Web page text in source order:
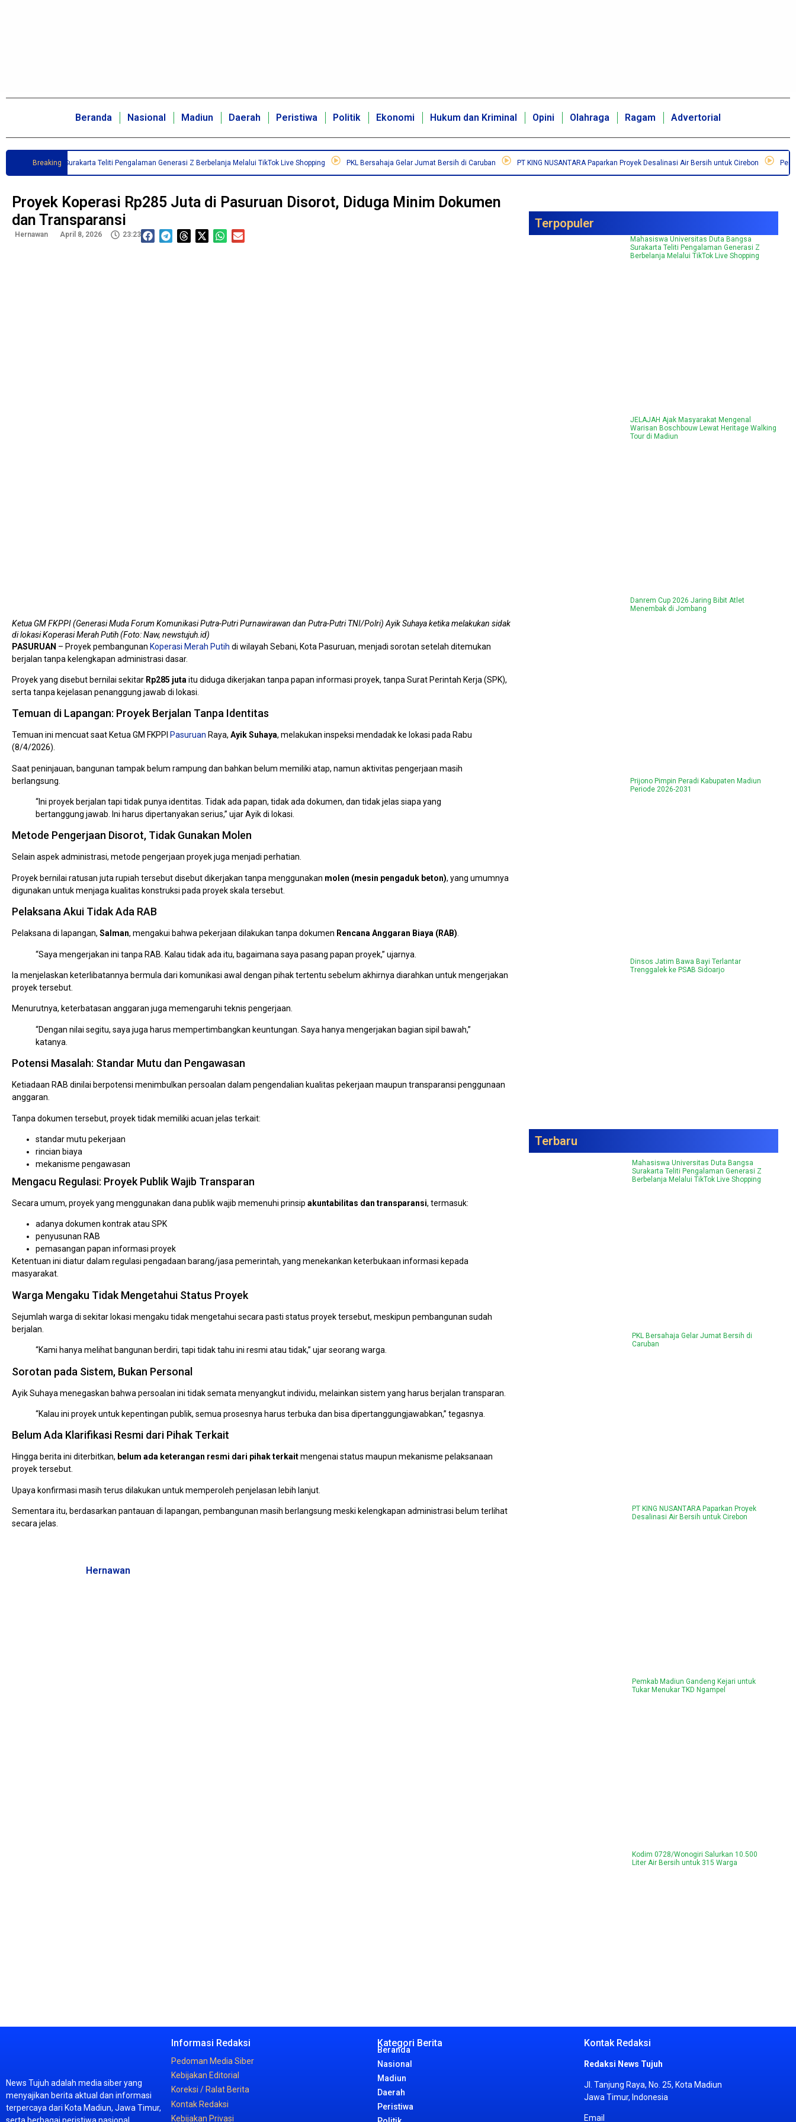
Beranda Nasional Madiun Daerah Peristiwa Politik Ekonomi Hukum dan Kriminal Opini Olahraga Ragam Advertorial
Breaking
Bangsa Surakarta Teliti Pengalaman Generasi Z Berbelanja Melalui TikTok Live Shopping PKL Bersahaja Gelar Jumat Bersih di Caruban PT KING NUSANTARA Paparkan Proyek Desalinasi Air Bersih untuk Cirebon Pemkab
Proyek Koperasi Rp285 Juta di Pasuruan Disorot, Diduga Minim Dokumen
dan Transparansi
Hernawan April 8, 2026 23:23
Ketua GM FKPPI (Generasi Muda Forum Komunikasi Putra-Putri Purnawirawan dan Putra-Putri TNI/Polri) Ayik Suhaya ketika melakukan sidak
di lokasi Koperasi Merah Putih (Foto: Naw, newstujuh.id)
PASURUAN – Proyek pembangunan Koperasi Merah Putih di wilayah Sebani, Kota Pasuruan, menjadi sorotan setelah ditemukan
berjalan tanpa kelengkapan administrasi dasar.
Proyek yang disebut bernilai sekitar Rp285 juta itu diduga dikerjakan tanpa papan informasi proyek, tanpa Surat Perintah Kerja (SPK),
serta tanpa kejelasan penanggung jawab di lokasi.
Temuan di Lapangan: Proyek Berjalan Tanpa Identitas
Temuan ini mencuat saat Ketua GM FKPPI Pasuruan Raya, Ayik Suhaya, melakukan inspeksi mendadak ke lokasi pada Rabu
(8/4/2026).
Saat peninjauan, bangunan tampak belum rampung dan bahkan belum memiliki atap, namun aktivitas pengerjaan masih
berlangsung.
“Ini proyek berjalan tapi tidak punya identitas. Tidak ada papan, tidak ada dokumen, dan tidak jelas siapa yang
bertanggung jawab. Ini harus dipertanyakan serius,” ujar Ayik di lokasi.
Metode Pengerjaan Disorot, Tidak Gunakan Molen
Selain aspek administrasi, metode pengerjaan proyek juga menjadi perhatian.
Proyek bernilai ratusan juta rupiah tersebut disebut dikerjakan tanpa menggunakan molen (mesin pengaduk beton), yang umumnya
digunakan untuk menjaga kualitas konstruksi pada proyek skala tersebut.
Pelaksana Akui Tidak Ada RAB
Pelaksana di lapangan, Salman, mengakui bahwa pekerjaan dilakukan tanpa dokumen Rencana Anggaran Biaya (RAB).
“Saya mengerjakan ini tanpa RAB. Kalau tidak ada itu, bagaimana saya pasang papan proyek,” ujarnya.
Ia menjelaskan keterlibatannya bermula dari komunikasi awal dengan pihak tertentu sebelum akhirnya diarahkan untuk mengerjakan
proyek tersebut.
Menurutnya, keterbatasan anggaran juga memengaruhi teknis pengerjaan.
“Dengan nilai segitu, saya juga harus mempertimbangkan keuntungan. Saya hanya mengerjakan bagian sipil bawah,”
katanya.
Potensi Masalah: Standar Mutu dan Pengawasan
Ketiadaan RAB dinilai berpotensi menimbulkan persoalan dalam pengendalian kualitas pekerjaan maupun transparansi penggunaan
anggaran.
Tanpa dokumen tersebut, proyek tidak memiliki acuan jelas terkait:
standar mutu pekerjaan
rincian biaya
mekanisme pengawasan
Mengacu Regulasi: Proyek Publik Wajib Transparan
Secara umum, proyek yang menggunakan dana publik wajib memenuhi prinsip akuntabilitas dan transparansi, termasuk:
adanya dokumen kontrak atau SPK
penyusunan RAB
pemasangan papan informasi proyek
Ketentuan ini diatur dalam regulasi pengadaan barang/jasa pemerintah, yang menekankan keterbukaan informasi kepada
masyarakat.
Warga Mengaku Tidak Mengetahui Status Proyek
Sejumlah warga di sekitar lokasi mengaku tidak mengetahui secara pasti status proyek tersebut, meskipun pembangunan sudah
berjalan.
“Kami hanya melihat bangunan berdiri, tapi tidak tahu ini resmi atau tidak,” ujar seorang warga.
Sorotan pada Sistem, Bukan Personal
Ayik Suhaya menegaskan bahwa persoalan ini tidak semata menyangkut individu, melainkan sistem yang harus berjalan transparan.
“Kalau ini proyek untuk kepentingan publik, semua prosesnya harus terbuka dan bisa dipertanggungjawabkan,” tegasnya.
Belum Ada Klarifikasi Resmi dari Pihak Terkait
Hingga berita ini diterbitkan, belum ada keterangan resmi dari pihak terkaitmengenai status maupun mekanisme pelaksanaan
proyek tersebut.
Upaya konfirmasi masih terus dilakukan untuk memperoleh penjelasan lebih lanjut.
Sementara itu, berdasarkan pantauan di lapangan, pembangunan masih berlangsung meski kelengkapan administrasi belum terlihat
secara jelas.
Hernawan
Terpopuler
Mahasiswa Universitas Duta Bangsa
Surakarta Teliti Pengalaman Generasi Z
Berbelanja Melalui TikTok Live Shopping
JELAJAH Ajak Masyarakat Mengenal
Warisan Boschbouw Lewat Heritage Walking
Tour di Madiun
Danrem Cup 2026 Jaring Bibit Atlet
Menembak di Jombang
Prijono Pimpin Peradi Kabupaten Madiun
Periode 2026-2031
Dinsos Jatim Bawa Bayi Terlantar
Trenggalek ke PSAB Sidoarjo
Terbaru
Mahasiswa Universitas Duta Bangsa
Surakarta Teliti Pengalaman Generasi Z
Berbelanja Melalui TikTok Live Shopping
PKL Bersahaja Gelar Jumat Bersih di
Caruban
PT KING NUSANTARA Paparkan Proyek
Desalinasi Air Bersih untuk Cirebon
Pemkab Madiun Gandeng Kejari untuk
Tukar Menukar TKD Ngampel
Kodim 0728/Wonogiri Salurkan 10.500
Liter Air Bersih untuk 315 Warga
News Tujuh adalah media siberyang
menyajikan berita aktual dan informasi
terpercaya dari Kota Madiun, Jawa Timur,
serta berbagai peristiwa nasional.
Informasi Redaksi
Pedoman Media Siber
Kebijakan Editorial
Koreksi / Ralat Berita
Kontak Redaksi
Kebijakan Privasi
Kategori Berita
Beranda
Nasional
Madiun
Daerah
Peristiwa
Kontak Redaksi
Redaksi News Tujuh
Jl. Tanjung Raya, No. 25, Kota Madiun
Jawa Timur, Indonesia
Email